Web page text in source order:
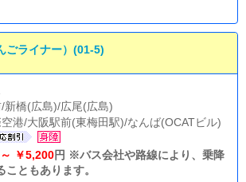
ごライナー）(01-5)
新橋(広島)/広尾(広島)
港/大阪駅前(東梅田駅)/なんば(OCATビル)
￥5,200円 ※バス会社や路線により、乗降
ともあります。